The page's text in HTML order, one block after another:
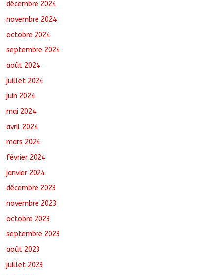
décembre 2024
novembre 2024
octobre 2024
septembre 2024
août 2024
juillet 2024
juin 2024
mai 2024
avril 2024
mars 2024
février 2024
janvier 2024
décembre 2023
novembre 2023
octobre 2023
septembre 2023
août 2023
juillet 2023